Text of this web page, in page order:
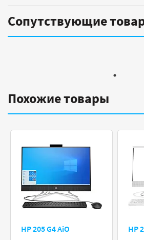
Сопутствующие
Похожие товары
HP 205 G4 AiO HP